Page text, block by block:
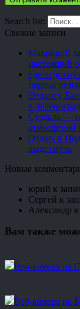
Search for:
Свежие записи
Маврикий
настоящий
Где
Отдых у
в
Суздаль —
атмосферой
Отдых в
выдохнуть
Новые
юрий к
Сергей к
Александр
Вам также
Веб-камера на
Веб-камера на